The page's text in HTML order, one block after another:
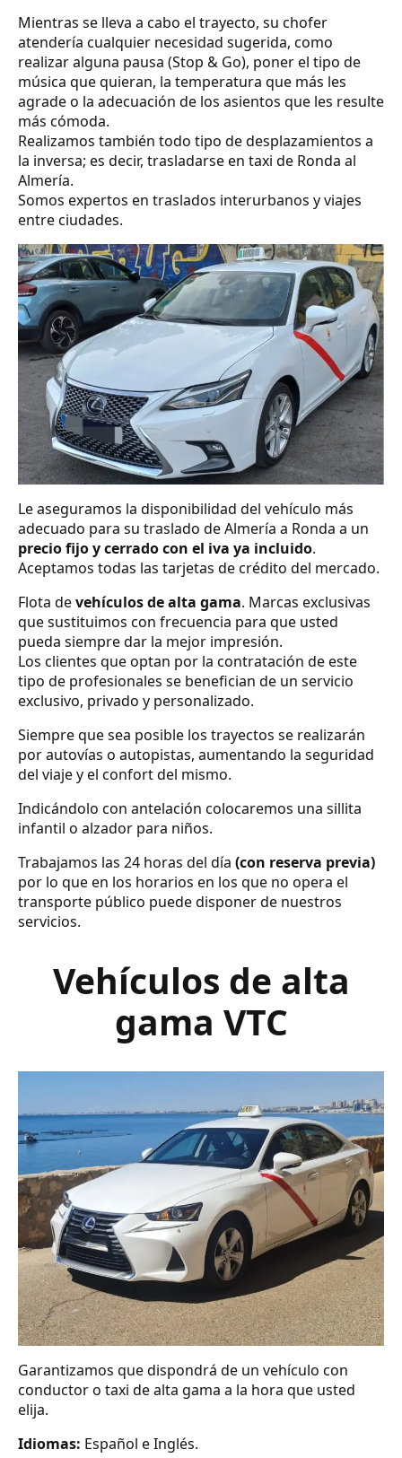
Mientras se lleva a cabo el trayecto, su chofer
atendería cualquier necesidad sugerida, como
realizar alguna pausa (Stop & Go), poner el tipo de
música que quieran, la temperatura que más les
agrade o la adecuación de los asientos que les resulte
más cómoda.
Realizamos también todo tipo de desplazamientos a
la inversa; es decir, trasladarse en taxi de Ronda al
Almería.
Somos expertos en traslados interurbanos y viajes
entre ciudades.
Le aseguramos la disponibilidad del vehículo más
adecuado para su traslado de Almería a Ronda a un
precio fijo y cerrado con el iva ya incluido.
Aceptamos todas las tarjetas de crédito del mercado.
Flota devehículos de alta gama. Marcas exclusivas
que sustituimos con frecuencia para que usted
pueda siempre dar la mejor impresión.
Los clientes que optan por la contratación de este
tipo de profesionales se benefician de un servicio
exclusivo, privado y personalizado.
Siempre que sea posible los trayectos se realizarán
por autovías o autopistas, aumentando la seguridad
del viaje y el confort del mismo.
Indicándolo con antelación colocaremos una sillita
infantil o alzador para niños.
Trabajamos las 24 horas del día (con reserva previa)
por lo que en los horarios en los que no opera el
transporte público puede disponer de nuestros
servicios.
Vehículos de alta
gama VTC
Garantizamos que dispondrá de un vehículo con
conductor o taxi de alta gama a la hora que usted
elija.
Idiomas: Español e Inglés.